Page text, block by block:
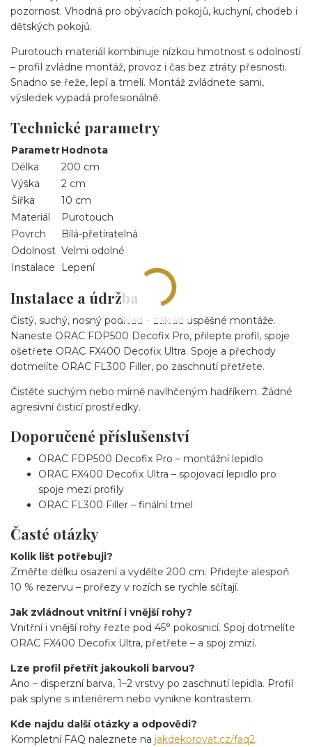
pozornost. Vhodná pro obývacích pokojů, kuchyní, chodeb i
dětských pokojů.
Purotouch materiál kombinuje nízkou hmotnost s odolností
– profil zvládne montáž, provoz i čas bez ztráty přesnosti.
Snadno se řeže, lepí a tmelí. Montáž zvládnete sami,
výsledek vypadá profesionálně.
Technické parametry
ParametrHodnota
Délka
200 cm
Výška
2 cm
Šířka
10 cm
Materiál
Purotouch
Povrch
Bílá-přetíratelná
Odolnost Velmi odolné
Instalace
Lepení
Instalace a údržba
Čistý, suchý, nosný podklad – základ úspěšné montáže.
Naneste ORAC FDP500 Decofix Pro, přilepte profil, spoje
ošetřete ORAC FX400 Decofix Ultra. Spoje a přechody
dotmelíte ORAC FL300 Filler, po zaschnutí přetřete.
Čistěte suchým nebo mírně navlhčeným hadříkem. Žádné
agresivní čisticí prostředky.
Doporučené příslušenství
ORAC FDP500 Decofix Pro – montážní lepidlo
ORAC FX400 Decofix Ultra – spojovací lepidlo pro
spoje mezi profily
ORAC FL300 Filler – finální tmel
Časté otázky
Kolik lišt potřebuji?
Změřte délku osazení a vydělte 200 cm. Přidejte alespoň
10 % rezervu – prořezy v rozích se rychle sčítají.
Jak zvládnout vnitřní i vnější rohy?
Vnitřní i vnější rohy řezte pod 45° pokosnicí. Spoj dotmelíte
ORAC FX400 Decofix Ultra, přetřete – a spoj zmizí.
Lze profil přetřít jakoukoli barvou?
Ano – disperzní barva, 1–2 vrstvy po zaschnutí lepidla. Profil
pak splyne s interiérem nebo vynikne kontrastem.
Kde najdu další otázky a odpovědi?
Kompletní FAQ naleznete na jakdekorovat.cz/faq2.